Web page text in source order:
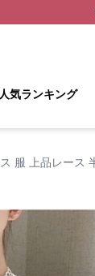
人気ランキング
服 上品レース